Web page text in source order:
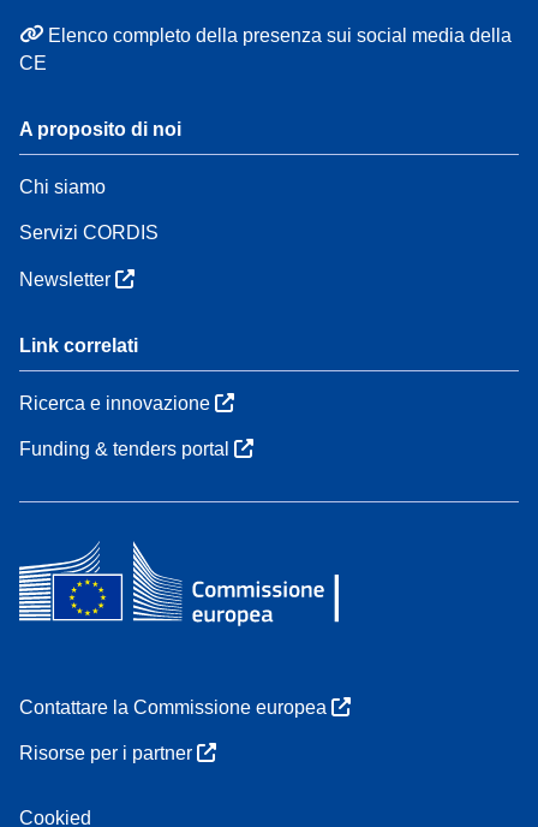
Elenco completo della presenza sui social media della
CE
A proposito di noi
Chi siamo
Servizi CORDIS
Newsletter
Link correlati
Ricerca e innovazione
Funding & tenders portal
Contattare la Commissione europea
Risorse per i partner
Cookied